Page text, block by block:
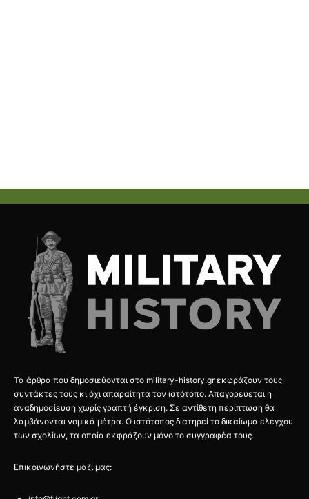
Τα άρθρα που δημοσιεύονται στο military-history.gr εκφράζουν τους
συντάκτες τους κι όχι απαραίτητα τον ιστότοπο. Απαγορεύεται η
αναδημοσίευση χωρίς γραπτή έγκριση. Σε αντίθετη περίπτωση θα
λαμβάνονται νομικά μέτρα. Ο ιστότοπος διατηρεί το δικαίωμα ελέγχου
των σχολίων, τα οποία εκφράζουν μόνο το συγγραφέα τους.
Επικοινωνήστε μαζί μας: